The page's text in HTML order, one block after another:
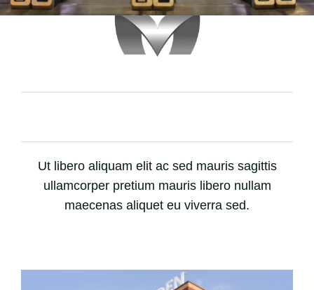
Ut libero aliquam elit ac sed mauris sagittis
ullamcorper pretium mauris libero nullam
maecenas aliquet eu viverra sed.